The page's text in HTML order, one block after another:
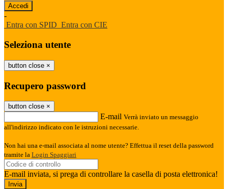
-
Entra con SPID Entra con CIE
Seleziona utente
button close ×
Recupero password
button close ×
E-mail Verrà inviato un messaggio
all'indirizzo indicato con le istruzioni necessarie.
Non hai una e-mail associata al nome utente? Effettua il reset della password
tramite la Login Spaggiari
E-mail inviata, si prega di controllare la casella di posta elettronica!